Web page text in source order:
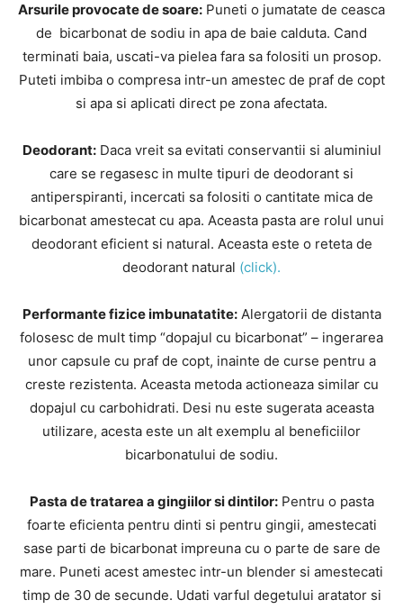
Arsurile provocate de soare: Puneti o jumatate de ceasca
de bicarbonat de sodiu in apa de baie calduta. Cand
terminati baia, uscati-va pielea fara sa folositi un prosop.
Puteti imbiba o compresa intr-un amestec de praf de copt
si apa si aplicati direct pe zona afectata.
Deodorant:Daca vreit sa evitati conservantii si aluminiul
care se regasesc in multe tipuri de deodorant si
antiperspiranti, incercati sa folositi o cantitate mica de
bicarbonat amestecat cu apa. Aceasta pasta are rolul unui
deodorant eficient si natural. Aceasta este o reteta de
deodorant natural (click).
Performante fizice imbunatatite:Alergatorii de distanta
folosesc de mult timp “dopajul cu bicarbonat” – ingerarea
unor capsule cu praf de copt, inainte de curse pentru a
creste rezistenta. Aceasta metoda actioneaza similar cu
dopajul cu carbohidrati. Desi nu este sugerata aceasta
utilizare, acesta este un alt exemplu al beneficiilor
bicarbonatului de sodiu.
Pasta de tratarea a gingiilor si dintilor:Pentru o pasta
foarte eficienta pentru dinti si pentru gingii, amestecati
sase parti de bicarbonat impreuna cu o parte de sare de
mare. Puneti acest amestec intr-un blender si amestecati
timp de 30 de secunde. Udati varful degetului aratator si